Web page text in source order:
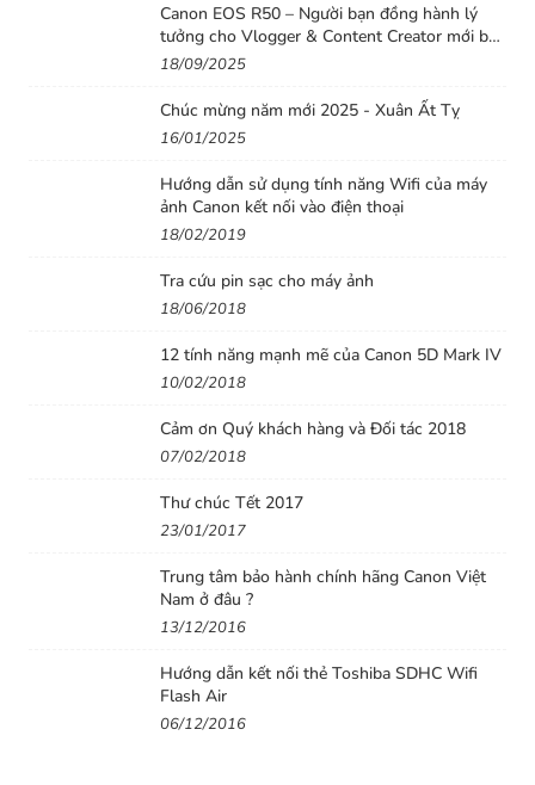
Canon EOS R50 – Người bạn đồng hành lý
tưởng cho Vlogger & Content Creator mới bắt
đầu
18/09/2025
Chúc mừng năm mới 2025 - Xuân Ất Tỵ
16/01/2025
Hướng dẫn sử dụng tính năng Wifi của máy
ảnh Canon kết nối vào điện thoại
18/02/2019
Tra cứu pin sạc cho máy ảnh
18/06/2018
12 tính năng mạnh mẽ của Canon 5D Mark IV
10/02/2018
Cảm ơn Quý khách hàng và Đối tác 2018
07/02/2018
Thư chúc Tết 2017
23/01/2017
Trung tâm bảo hành chính hãng Canon Việt
Nam ở đâu ?
13/12/2016
Hướng dẫn kết nối thẻ Toshiba SDHC Wifi
Flash Air
06/12/2016